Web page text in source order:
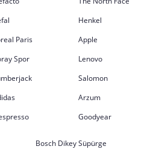
Henkel
Paris
Apple
Spor
Lenovo
Salomon
Arzum
Goodyear
Bosch Dikey Süpürge